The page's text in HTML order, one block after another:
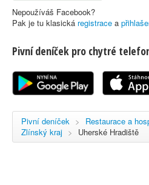
Nápověda
Registrace
Nepoužíváš Facebook?
Pak je tu klasická registrace a
Pivní deníček pro chytré
Pivní deníček > Restaurace a
Zlínský kraj > Uherské Hradiště